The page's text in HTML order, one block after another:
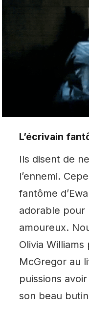
L’écrivain
Ils disent de
l’ennemi.
fantôme
adorable pour
amoureux.
Olivia
McGregor au
puissions
son beau